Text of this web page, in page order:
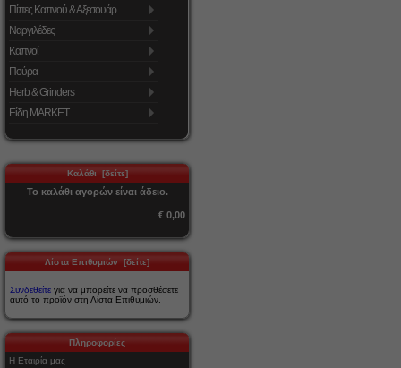
Πίπες Καπνού & Αξεσουάρ
Ναργιλέδες
Καπνοί
Πούρα
Herb & Grinders
Είδη MARKET
Καλάθι [δείτε]
Το καλάθι αγορών είναι άδειο.
€ 0,00
Λίστα Επιθυμιών [δείτε]
Συνδεθείτε για να μπορείτε να προσθέσετε
αυτό το προϊόν στη Λίστα Επιθυμιών.
Πληροφορίες
Η Εταιρία μας